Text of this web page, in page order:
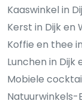
Kaaswinkel in
Kerst in Dijk en
Koffie en thee
Lunchen in Dijk
Mobiele
Natuurwinkels-